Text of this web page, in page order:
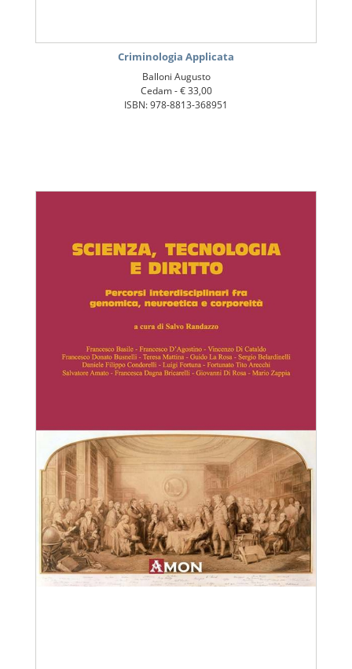
Criminologia Applicata
Balloni Augusto
Cedam -€ 33,00
ISBN: 978-8813-368951